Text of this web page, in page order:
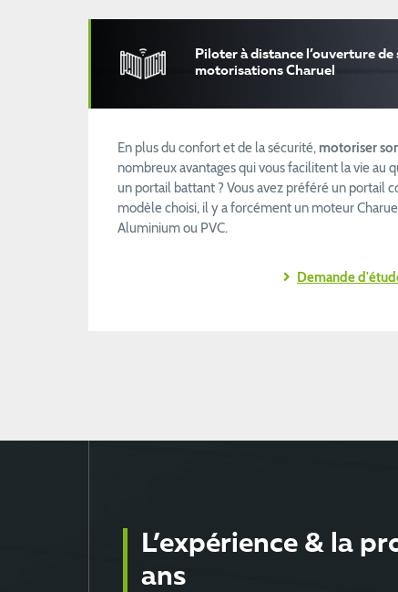
Piloter à distance l’ouverture
motorisations Charuel
En plus du confort et de la sécurité, motoriser
nombreux avantages qui vous facilitent la vie au
un portail battant ? Vous avez préféré un portail
modèle choisi, il y a forcément un moteur
Aluminium ou PVC.
Demande
L’expérience & la
ans